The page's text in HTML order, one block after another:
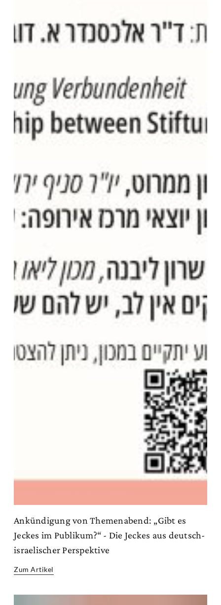
Ankündigung von Themenabend: „Gibt es
Jeckes im Publikum?“ - Die Jeckes aus deutsch-
israelischer Perspektive
Zum Artikel